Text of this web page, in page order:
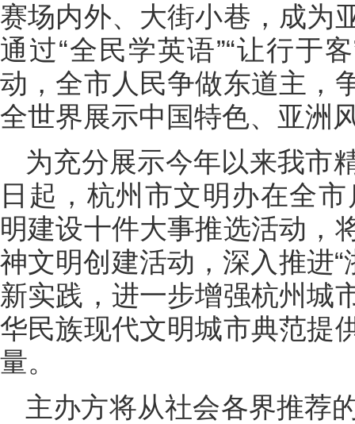
赛场内外、大街小巷，成为
通过“全民学英语”“让行于
动，全市人民争做东道主，
全世界展示中国特色、亚
为充分展示今年以来我市
日起，杭州市文明办在全
明建设十件大事推选活动，
神文明创建活动，深入推进
新实践，进一步增强杭州城
华民族现代文明城市典范提
量。
主办方将从社会各界推荐